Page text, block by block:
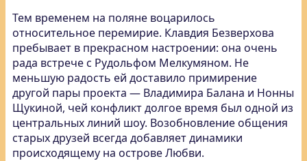
Тем временем на поляне воцарилось
относительное перемирие. Клавдия Безверхова
пребывает в прекрасном настроении: она очень
рада встрече с Рудольфом Мелкумяном. Не
меньшую радость ей доставило примирение
другой пары проекта — Владимира Балана и Нонны
Щукиной, чей конфликт долгое время был одной из
центральных линий шоу. Возобновление общения
старых друзей всегда добавляет динамики
происходящему на острове Любви.